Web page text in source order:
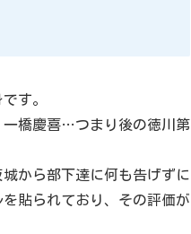
す。
一橋慶喜…つまり後の徳川第
から部下達に何も告げずに
貼られており、その評価が